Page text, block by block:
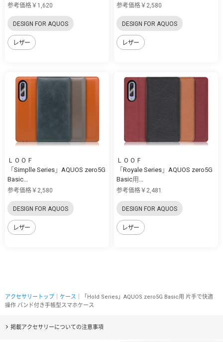
参考価格￥1,620
DESIGN FOR AQUOS
レザー
参考価格￥2,580
DESIGN FOR AQUOS
レザー
ＬＯＯＦ
「Simplle Series」AQUOS zero5G
Basic...
参考価格￥2,580
DESIGN FOR AQUOS
レザー
ＬＯＯＦ
「Royale Series」AQUOS zero5G
Basic用...
参考価格￥2,481
DESIGN FOR AQUOS
レザー
アクセサリートップ ケース ｜「Hold Series」AQUOS zero5G Basic用 片手で快適
操作 バンド付き手帳型スマホケース
掲載アクセサリーについての注意事項